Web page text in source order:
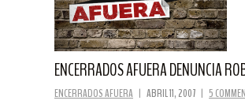
ENCERRADOS AFUERA DENUNCIA
ENCERRADOS AFUERA | ABRIL 11, 2007 | 5